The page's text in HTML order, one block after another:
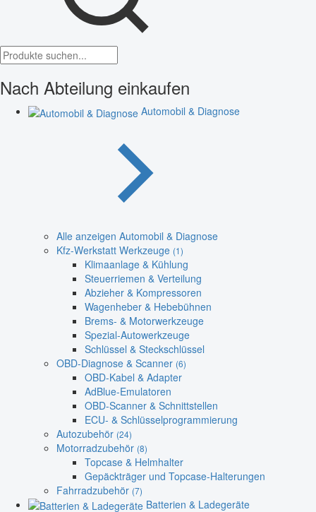
Nach Abteilung einkaufen
Automobil & Diagnose
Alle anzeigen Automobil & Diagnose
Kfz-Werkstatt Werkzeuge (1)
Klimaanlage & Kühlung
Steuerriemen & Verteilung
Abzieher & Kompressoren
Wagenheber & Hebebühnen
Brems- & Motorwerkzeuge
Spezial-Autowerkzeuge
Schlüssel & Steckschlüssel
OBD-Diagnose & Scanner (6)
OBD-Kabel & Adapter
AdBlue-Emulatoren
OBD-Scanner & Schnittstellen
ECU- & Schlüsselprogrammierung
Autozubehör (24)
Motorradzubehör (8)
Topcase & Helmhalter
Gepäckträger und Topcase-Halterungen
Fahrradzubehör (7)
Batterien & Ladegeräte